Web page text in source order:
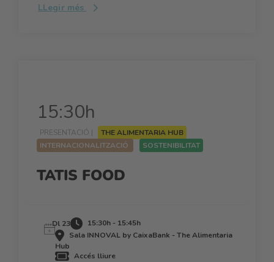
LLegir més
15:30h
PRESENTACIÓ |
THE ALIMENTARIA HUB
INTERNACIONALITZACIÓ
SOSTENIBILITAT
TATIS FOOD
Dl 23
15:30h - 15:45h
Sala INNOVAL by CaixaBank - The Alimentaria
Hub
Accés lliure